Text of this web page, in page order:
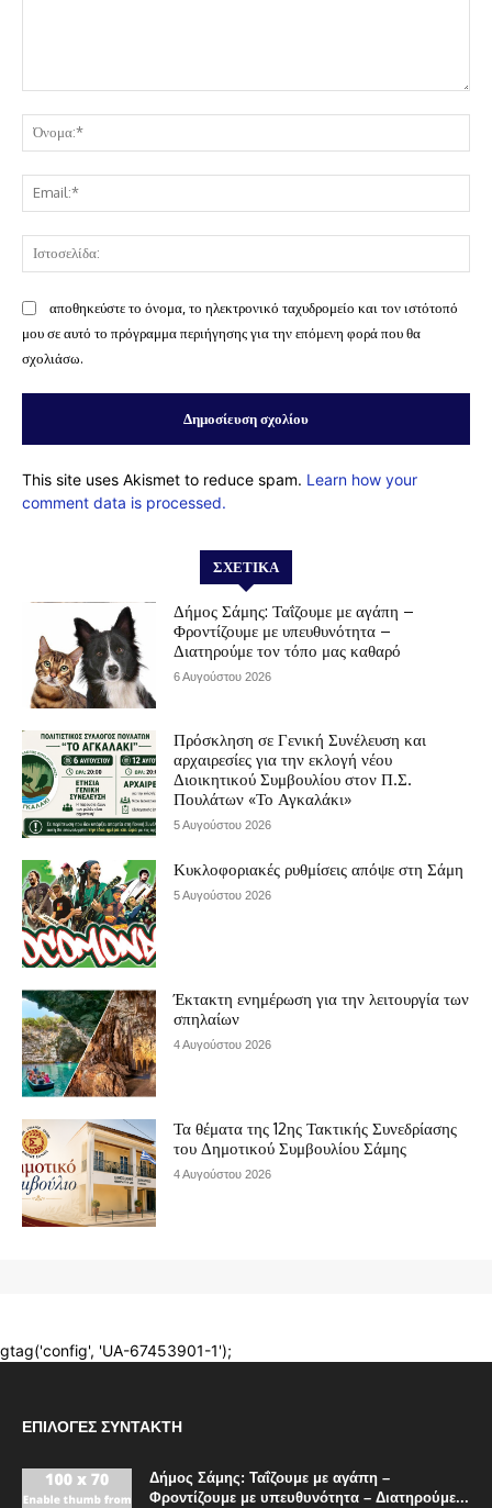
ΕΠΙΛΟΓΈΣ ΣΥΝΤΆΚΤΗ
Δήμος Σάμης: Ταΐζουμε με αγάπη –
Φροντίζουμε με υπευθυνότητα – Διατηρούμε...